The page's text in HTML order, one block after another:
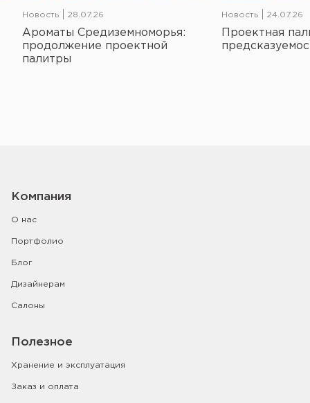
Новость 28.07.26
Ароматы Средиземноморья:
продолжение проектной
палитры
Новость 24.07.26
Проектная
Компания
О нас
Портфолио
Блог
Дизайнерам
Салоны
Полезное
Хранение и эксплуатация
Заказ и оплата